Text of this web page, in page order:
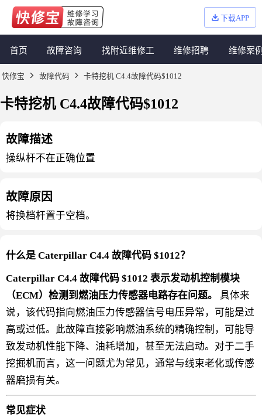
下载APP
首页 故障咨询 找附近维修工 维修招聘 维修案
快修宝 故障代码 卡特挖机 C4.4故障代码$1012
卡特挖机 C4.4故障代码$1012
故障描述
操纵杆不在正确位置
故障原因
将换档杆置于空档。
什么是 Caterpillar C4.4 故障代码 $1012？
Caterpillar C4.4 故障代码 $1012 表示发动机控制模块
（ECM）检测到燃油压力传感器电路存在问题。
具体来
说，该代码指向燃油压力传感器信号电压异常，可能是过
高或过低。此故障直接影响燃油系统的精确控制，可能导
致发动机性能下降、油耗增加，甚至无法启动。对于二手
挖掘机而言，这一问题尤为常见，通常与线束老化或传感
器磨损有关。
常见症状